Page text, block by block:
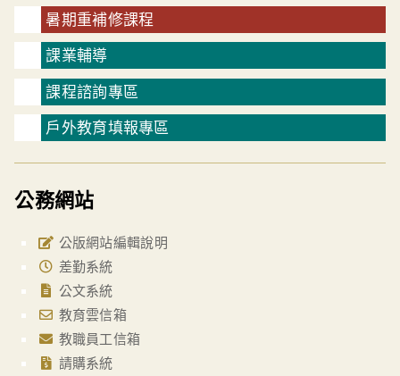
暑期重補修課程
課業輔導
課程諮詢專區
戶外教育填報專區
公務網站
公版網站編輯說明
差勤系統
公文系統
教育雲信箱
教職員工信箱
請購系統